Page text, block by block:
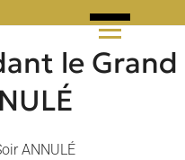
le Grand